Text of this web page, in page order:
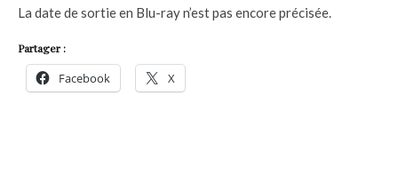
La date de sortie en Blu-ray n’est pas encore précisée.
Partager :
Facebook X